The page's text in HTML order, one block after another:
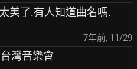
美了.有人知道曲名嗎.
7年前, 11/29
灣音樂會